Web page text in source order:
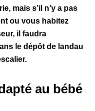
mais s’il n’y a pas
ou vous habitez
il faudra
le dépôt de landau
au bébé